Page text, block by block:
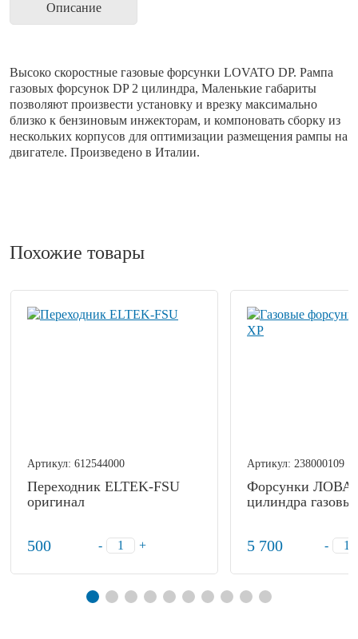
Описание
Высоко скоростные газовые форсунки LOVATO DP. Рампа
газовых форсунок DP 2 цилиндра, Маленькие габариты
позволяют произвести установку и врезку максимально
близко к бензиновым инжекторам, и компоновать сборку из
нескольких корпусов для оптимизации размещения рампы на
двигателе. Произведено в Италии.
Похожие товары
Артикул: 612544000
Переходник ELTEK-FSU
оригинал
500 - +
Артикул: 238000109
Форсунки
цилиндра
5 700 -